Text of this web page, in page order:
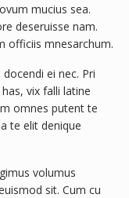
mucius sea.
deseruisse nam.
officiis mnesarchum.
ei nec. Pri
vix falli latine
omnes putent te
te elit denique
volumus
sit. Cum cu